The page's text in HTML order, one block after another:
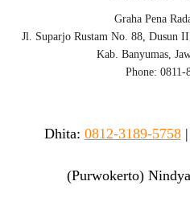
Graha Pena
Jl. Suparjo Rustam No. 88, Dusun
Kab. Banyumas,
Phone: 0811-
Dhita: 0812-3189-5758|
(Purwokerto)